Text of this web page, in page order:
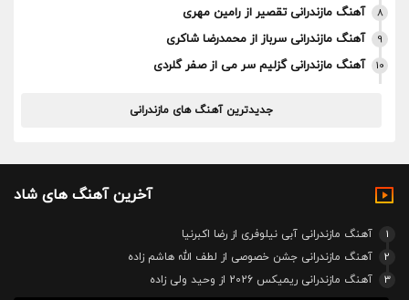
8 آهنگ مازندرانی تقصیر از رامین مهری
9 آهنگ مازندرانی سرباز از محمدرضا شاکری
10 آهنگ مازندرانی گزلیم سر می از صفر گلردی
جدیدترین آهنگ های مازندرانی
آخرین آهنگ های شاد
1
آهنگ مازندرانی آبی نیلوفری از رضا اکبرنیا
2
آهنگ مازندرانی جشن خصوصی از لطف الله هاشم زاده
3
آهنگ مازندرانی ریمیکس 2026 از وحید ولی زاده